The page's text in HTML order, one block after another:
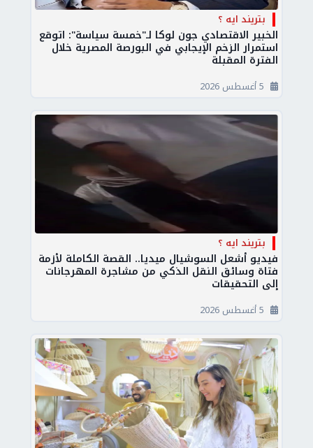
بتريند ايه ؟
الخبير الاقتصادي جون لوكا لـ"خمسة سياسة": اتوقع
استمرار الزخم الإيجابي في البورصة المصرية خلال
الفترة المقبلة
بتريند ايه ؟
فيديو أشعل السوشيال ميديا.. القصة الكاملة لأزمة
فتاة وسائق النقل الذكي من مشاجرة المهرجانات
إلى التحقيقات